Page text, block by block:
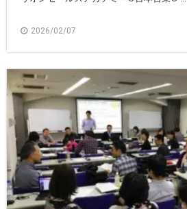
2026/02/07